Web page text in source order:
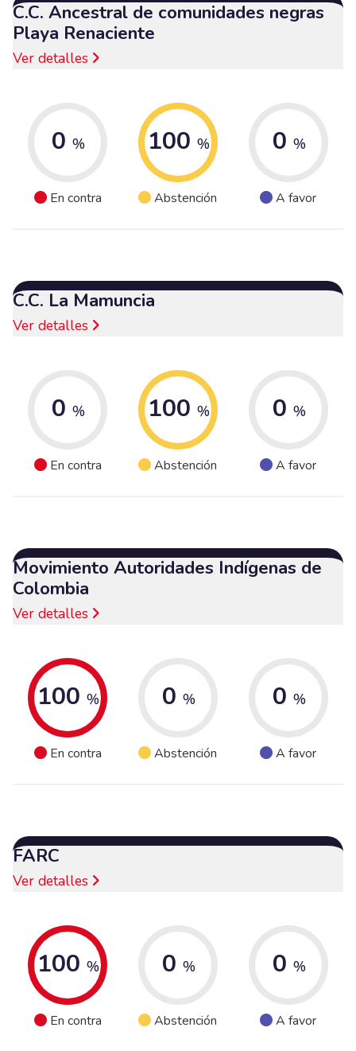
C.C. Ancestral de comunidades negras
Playa Renaciente
Ver detalles
0 %
En contra
100 %
Abstención
0 %
A favor
C.C. La Mamuncia
Ver detalles
0 %
En contra
100 %
Abstención
0 %
A favor
Movimiento Autoridades Indígenas de
Colombia
Ver detalles
100 %
En contra
0 %
Abstención
0 %
A favor
FARC
Ver detalles
100 %
En contra
0 %
Abstención
0 %
A favor